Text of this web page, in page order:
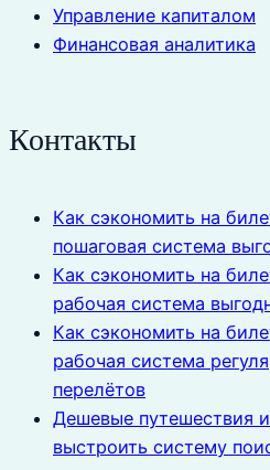
Управление капиталом
Финансовая аналитика
Контакты
Как сэкономить на
пошаговая система
Как сэкономить на
рабочая система
Как сэкономить на
рабочая система
перелётов
Дешевые путешествия
выстроить систему